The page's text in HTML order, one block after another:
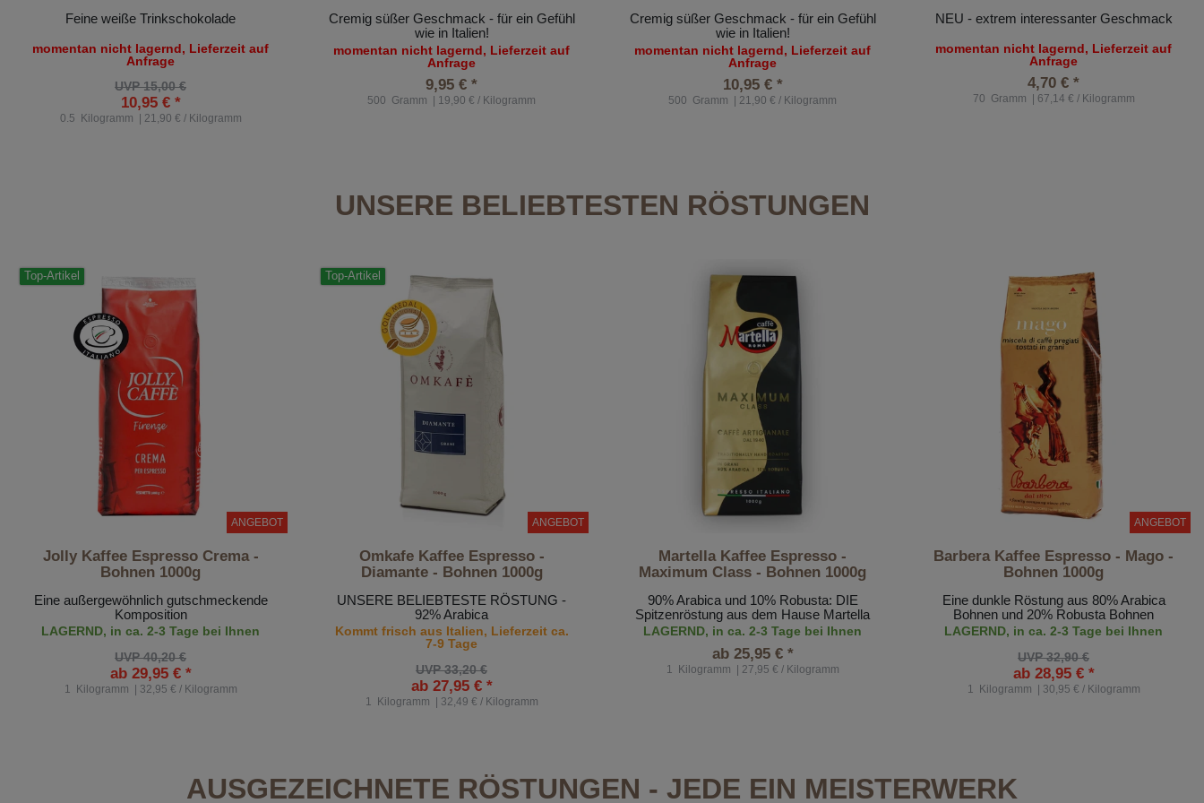
Feine weiße Trinkschokolade
momentan nicht lagernd, Lieferzeit auf
Anfrage
UVP 15,00 €
10,95 € *
0.5 Kilogramm | 21,90 € / Kilogramm
Cremig süßer Geschmack - für ein Gefühl
wie in Italien!
momentan nicht lagernd, Lieferzeit auf
Anfrage
9,95 € *
500 Gramm | 19,90 € / Kilogramm
Cremig süßer Geschmack - für ein Gefühl
wie in Italien!
momentan nicht lagernd, Lieferzeit auf
Anfrage
10,95 € *
500 Gramm | 21,90 € / Kilogramm
NEU - extrem interessanter Geschmack
momentan nicht lagernd, Lieferzeit auf
Anfrage
4,70 € *
70 Gramm | 67,14 € / Kilogramm
UNSERE BELIEBTESTEN RÖSTUNGEN
Top-Artikel
ANGEBOT
Jolly Kaffee Espresso Crema -
Bohnen 1000g
Eine außergewöhnlich gutschmeckende
Komposition
LAGERND, in ca. 2-3 Tage bei Ihnen
UVP 40,20 €
ab 29,95 € *
1 Kilogramm | 32,95 € / Kilogramm
Top-Artikel
ANGEBOT
Omkafe Kaffee Espresso -
Diamante - Bohnen 1000g
UNSERE BELIEBTESTE RÖSTUNG -
92% Arabica
Kommt frisch aus Italien, Lieferzeit ca.
7-9 Tage
UVP 33,20 €
ab 27,95 € *
1 Kilogramm | 32,49 € / Kilogramm
Martella Kaffee Espresso -
Maximum Class - Bohnen 1000g
90% Arabica und 10% Robusta: DIE
Spitzenröstung aus dem Hause Martella
LAGERND, in ca. 2-3 Tage bei Ihnen
ab 25,95 € *
1 Kilogramm | 27,95 € / Kilogramm
ANGEBOT
Barbera Kaffee Espresso - Mago -
Bohnen 1000g
Eine dunkle Röstung aus 80% Arabica
Bohnen und 20% Robusta Bohnen
LAGERND, in ca. 2-3 Tage bei Ihnen
UVP 32,90 €
ab 28,95 € *
1 Kilogramm | 30,95 € / Kilogramm
AUSGEZEICHNETE RÖSTUNGEN - JEDE EIN MEISTERWERK